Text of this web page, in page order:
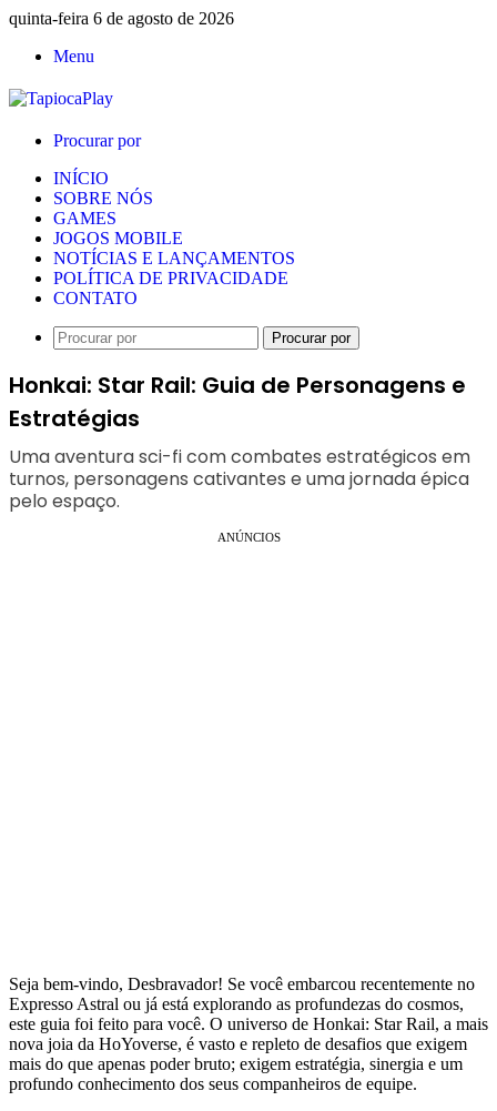
quinta-feira 6 de agosto de 2026
Menu
Procurar por
INÍCIO
SOBRE NÓS
GAMES
JOGOS MOBILE
NOTÍCIAS E LANÇAMENTOS
POLÍTICA DE PRIVACIDADE
CONTATO
Procurar por
Honkai: Star Rail: Guia de Personagens e
Estratégias
Uma aventura sci-fi com combates estratégicos em
turnos, personagens cativantes e uma jornada épica
pelo espaço.
ANÚNCIOS
Seja bem-vindo, Desbravador! Se você embarcou recentemente no
Expresso Astral ou já está explorando as profundezas do cosmos,
este guia foi feito para você. O universo de Honkai: Star Rail, a mais
nova joia da HoYoverse, é vasto e repleto de desafios que exigem
mais do que apenas poder bruto; exigem estratégia, sinergia e um
profundo conhecimento dos seus companheiros de equipe.